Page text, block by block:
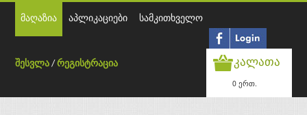
მაღაზია აპლიკაციები სამკითხველო
შესვლა /რეგისტრაცია კალათა
0 ერთ.